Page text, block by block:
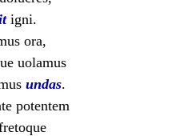
igni.
ora,
uolamus
undas.
potentem